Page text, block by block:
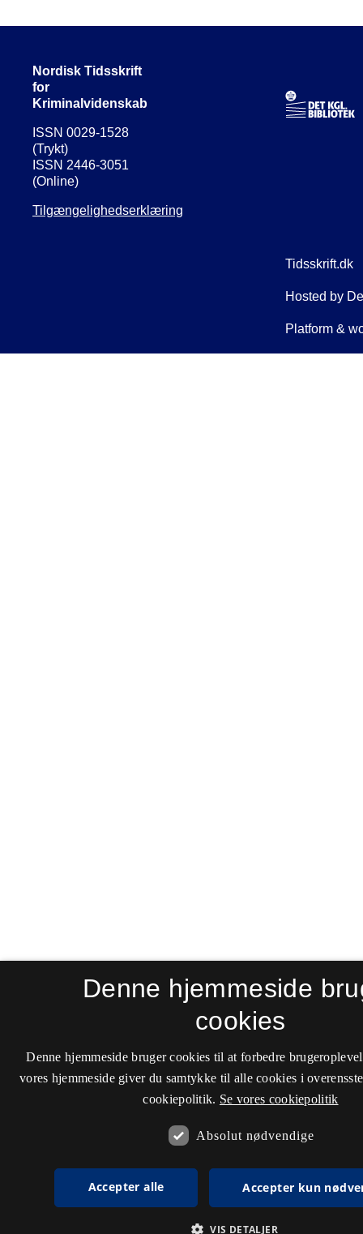
Nordisk Tidsskrift
for
Kriminalvidenskab
ISSN 0029-1528
(Trykt)
ISSN 2446-3051
(Online)
Tilgængelighedserklæring
Denne hjemmeside
cookies
Denne hjemmeside bruger cookies til at forbedre
vores hjemmeside giver du samtykke til alle cookies i
cookiepolitik. Se vores cookiepolitik
Absolut nødvendige
Accepter alle Accepter kun
VIS DETALJER